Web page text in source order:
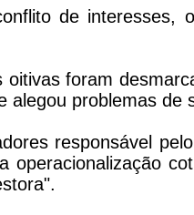
de interesses,
foram
alegou problemas de
responsável
operacionalização